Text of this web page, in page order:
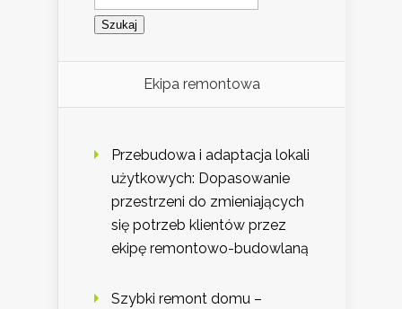
Ekipa remontowa
Przebudowa i adaptacja lokali
użytkowych: Dopasowanie
przestrzeni do zmieniających
się potrzeb klientów przez
ekipę remontowo-budowlaną
Szybki remont domu –